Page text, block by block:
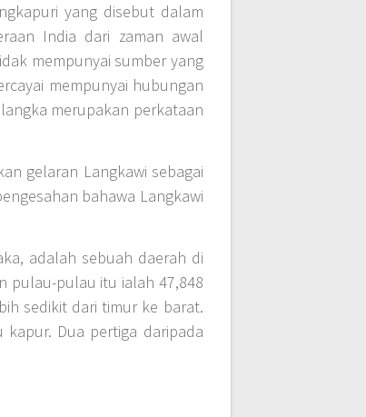
yang disebut dalam
India dari zaman awal
mempunyai sumber yang
mempunyai hubungan
merupakan perkataan
gelaran Langkawi sebagai
bahawa Langkawi
adalah sebuah daerah di
pulau-pulau itu ialah 47,848
sedikit dari timur ke barat.
Dua pertiga daripada